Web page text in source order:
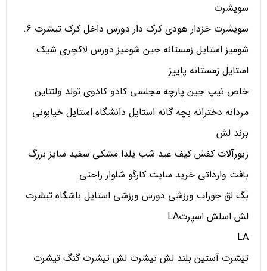
سویشرت
سویشرت خزدار هودی کرک دار دورس داخل کرک تیشرت 6.
شومیز استایل زمستانه جین شومیز دورس لاکچری شیک
استایل زمستانه پاییز
خاص تیپ جین پارچه مجلسی کادو کادوی تولد ولنتاین
مردانه دخترانه بچه گانه استایل دانشگاه استایل خیابونی
برند لش
زیورآلات کفش کیف عید شب یلدا مشکی سفید سایز بزرگ
بافت وارداتی خرید سایت کارگو شلوار راحتی
بگ لق جوراب ورزشی دورس ورزشی استایل باشگاه تیشرت
لش اسلش اسپرتLA
LA
تیشرت آستین بلند لش تیشرت لش تیشرت گنگ تیشرت